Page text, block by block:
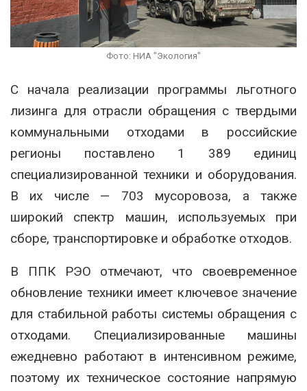
Фото: НИА "Экология"
С начала реализации программы льготного
лизинга для отрасли обращения с твердыми
коммунальными отходами в российские
регионы поставлено 1 389 единиц
специализированной техники и оборудования.
В их числе — 703 мусоровоза, а также
широкий спектр машин, используемых при
сборе, транспортировке и обработке отходов.
В ППК РЭО отмечают, что своевременное
обновление техники имеет ключевое значение
для стабильной работы системы обращения с
отходами. Специализированные машины
ежедневно работают в интенсивном режиме,
поэтому их техническое состояние напрямую